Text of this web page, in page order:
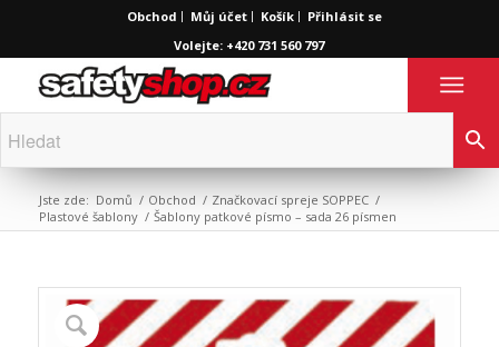
Obchod Můj účet Košík
Přihlásit se
Volejte: +420 731 560 797
Jste zde: Domů / Obchod / Značkovací spreje SOPPEC /
Plastové šablony / Šablony patkové písmo – sada 26 písmen